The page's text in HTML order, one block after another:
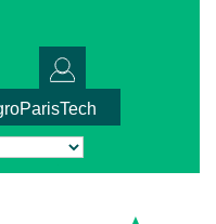
Translate